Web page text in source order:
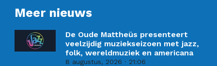
Meer nieuws
De Oude Mattheüs presenteert
veelzijdig muziekseizoen met jazz,
folk, wereldmuziek en americana
8 augustus, 2026 21:06